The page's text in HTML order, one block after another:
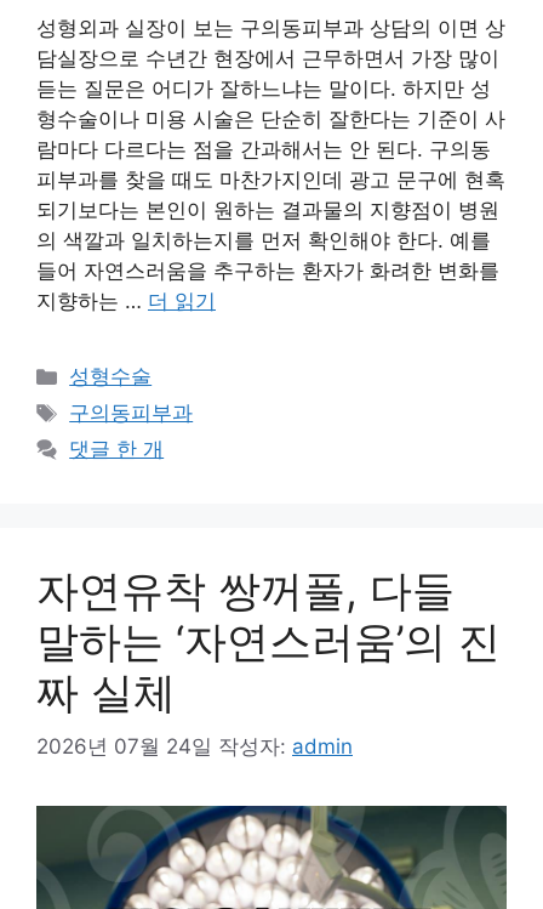
성형외과 실장이 보는 구의동피부과 상담의 이면 상
담실장으로 수년간 현장에서 근무하면서 가장 많이
듣는 질문은 어디가 잘하느냐는 말이다. 하지만 성
형수술이나 미용 시술은 단순히 잘한다는 기준이 사
람마다 다르다는 점을 간과해서는 안 된다. 구의동
피부과를 찾을 때도 마찬가지인데 광고 문구에 현혹
되기보다는 본인이 원하는 결과물의 지향점이 병원
의 색깔과 일치하는지를 먼저 확인해야 한다. 예를
들어 자연스러움을 추구하는 환자가 화려한 변화를
지향하는 … 더 읽기
카
테
리
성형수술
태
그
구의동피부과
댓글 한 개
자연유착 쌍꺼풀, 다들
말하는 ‘자연스러움’의 진
짜 실체
2026년 07월 24일 작성자: admin